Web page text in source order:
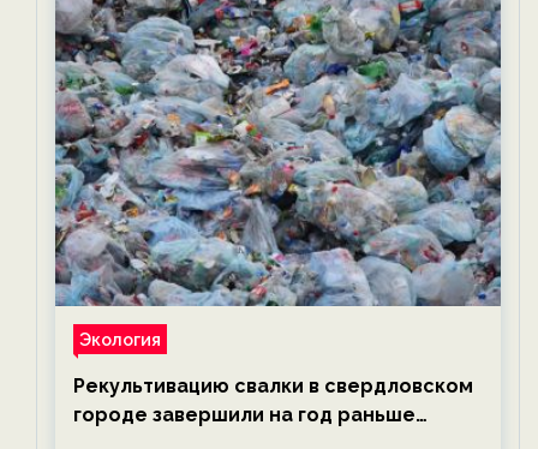
Экология
Рекультивацию свалки в свердловском
городе завершили на год раньше